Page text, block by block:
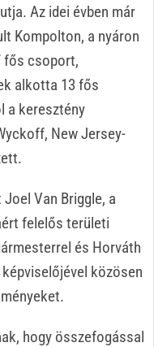
Az idei évben már
Kompolton, a nyáron
fős csoport,
alkotta 13 fős
a keresztény
New Jersey-
Van Briggle, a
felelős területi
és Horváth
közösen
hogy összefogással